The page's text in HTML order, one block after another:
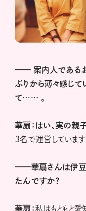
—— 案内人である
ぶりから薄々感じて
て…… 。
華扇：はい、実の親
3名で運営しています
——華扇さんは伊豆
たんですか？
華扇：私はもともと